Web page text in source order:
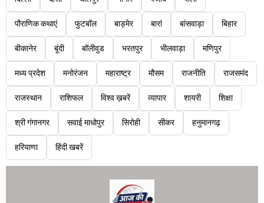
पौराणिक कथाएं फुटबॉल बाड़मेर बारां बांसवाड़ा बिहार
बीकानेर बूंदी बॉलीवुड भरतपुर भीलवाड़ा मणिपुर
मध्य प्रदेश मनोरंजन महाराष्ट्र मौसम राजनीति राजसमंद
राजस्थान राशिफल विश्व ख़बरें व्यापार शायरी शिक्षा
श्री गंगानगर सवाई माधोपुर सिरोही सीकर हनुमानगढ़
हरियाणा हिंदी खबरें